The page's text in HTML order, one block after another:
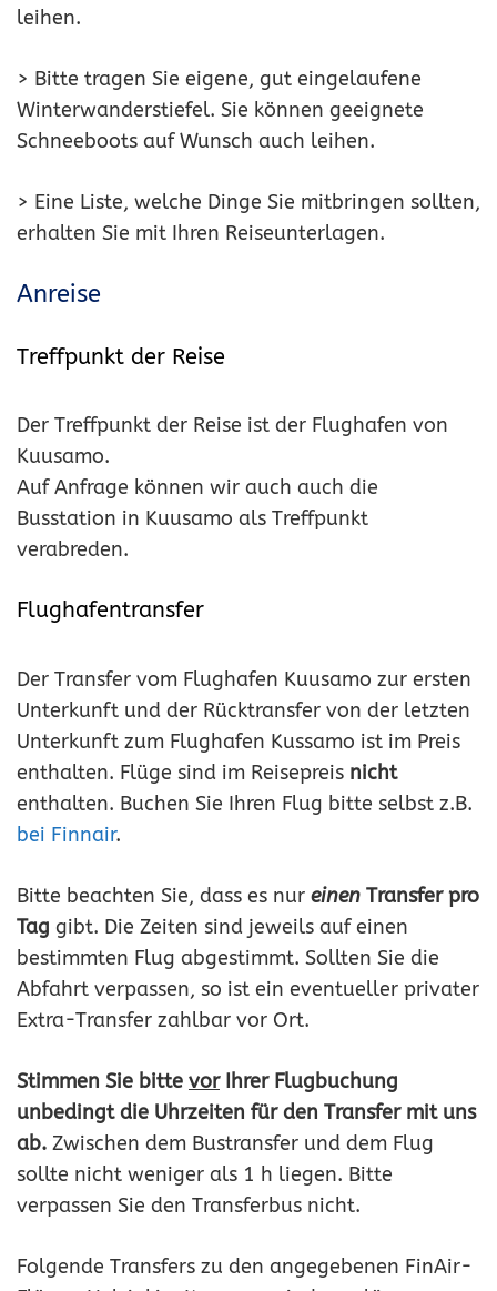
leihen.
> Bitte tragen Sie eigene, gut eingelaufene
Winterwanderstiefel. Sie können geeignete
Schneeboots auf Wunsch auch leihen.
> Eine Liste, welche Dinge Sie mitbringen sollten,
erhalten Sie mit Ihren Reiseunterlagen.
Anreise
Treffpunkt der Reise
Der Treffpunkt der Reise ist der Flughafen von
Kuusamo.
Auf Anfrage können wir auch auch die
Busstation in Kuusamo als Treffpunkt
verabreden.
Flughafentransfer
Der Transfer vom Flughafen Kuusamo zur ersten
Unterkunft und der Rücktransfer von der letzten
Unterkunft zum Flughafen Kussamo ist im Preis
enthalten. Flüge sind im Reisepreis nicht
enthalten. Buchen Sie Ihren Flug bitte selbst z.B.
bei Finnair.
Bitte beachten Sie, dass es nur einen Transfer pro
Tag gibt. Die Zeiten sind jeweils auf einen
bestimmten Flug abgestimmt. Sollten Sie die
Abfahrt verpassen, so ist ein eventueller privater
Extra-Transfer zahlbar vor Ort.
Stimmen Sie bitte vorIhrer Flugbuchung
unbedingt die Uhrzeiten für den Transfer mit uns
ab. Zwischen dem Bustransfer und dem Flug
sollte nicht weniger als 1 h liegen. Bitte
verpassen Sie den Transferbus nicht.
Folgende Transfers zu den angegebenen FinAir-